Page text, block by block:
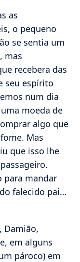
as
o pequeno
se sentia um
mas
recebera das
seu espírito
num dia
moeda de
algo que
Mas
que isso lhe
para mandar
falecido pai…
Damião,
em alguns
pároco) em